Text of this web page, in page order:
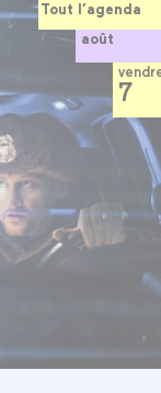
Tout l’agenda
août
7